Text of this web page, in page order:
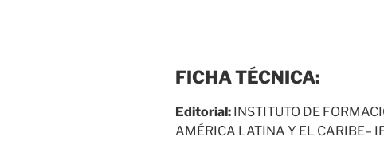
FICHA TÉCNICA:
Editorial: INSTITUTO DE
AMÉRICA LATINA Y EL CARIBE–